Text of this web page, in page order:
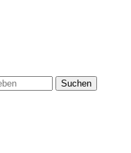
Suchen